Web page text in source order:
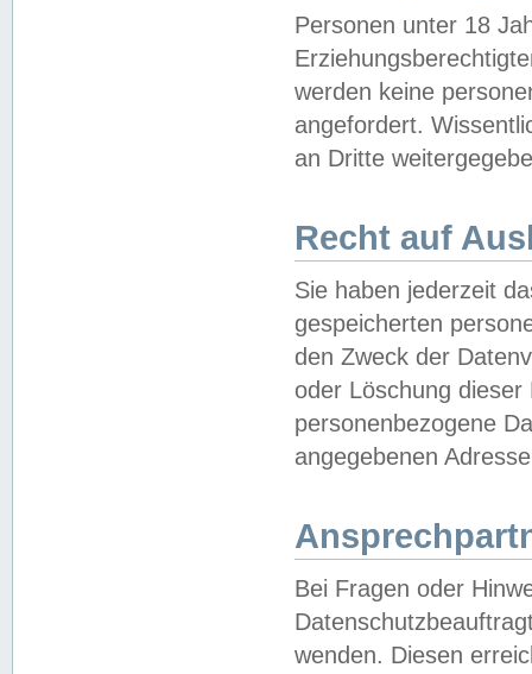
Personen unter 18
werden keine
angefordert.
an Dritte
Recht auf
Sie haben jederzeit
gespeicherten
den Zweck der
oder Löschung
personenbezogene
angegebenen
Bei Fragen oder
wenden. Diesen